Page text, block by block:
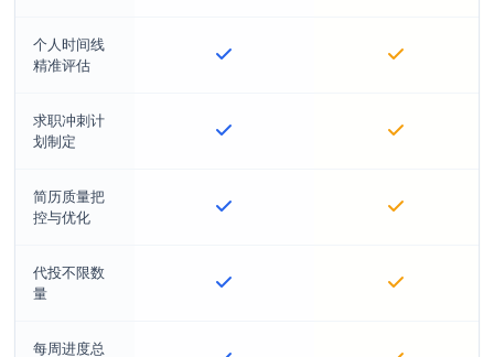
个人时间线
精准评估
求职冲刺计
划制定
简历质量把
控与优化
代投不限数
量
每周进度总